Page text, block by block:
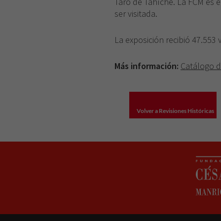
ser visitada.
La exposición recibió 47.553
Más información: Catálogo
Volver a Revisiones Históricas